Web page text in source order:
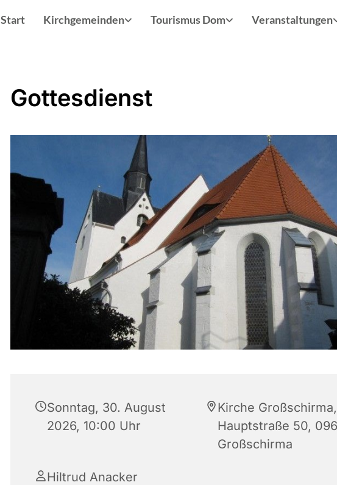
Start Kirchgemeinden Tourismus Dom Veranstaltungen
Gottesdienst
Sonntag, 30. August
2026, 10:00 Uhr
Kirche Großschirma,
Hauptstraße 50,
Großschirma
Hiltrud Anacker